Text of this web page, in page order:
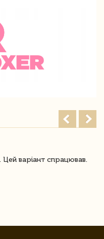
Цей варіант спрацював.